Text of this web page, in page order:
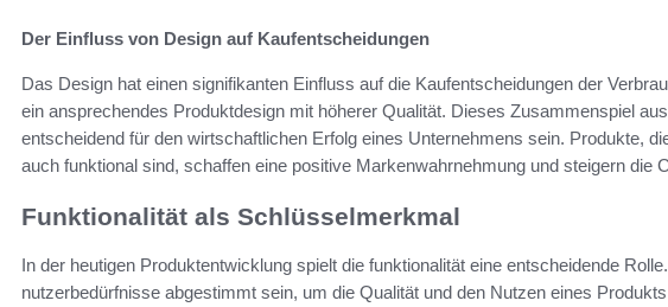
Der Einfluss von Design auf Kaufentscheidungen
Das Design hat einen signifikanten Einfluss auf die Kaufentscheidungen der
ein ansprechendes Produktdesign mit höherer Qualität. Dieses Zusammenspiel
entscheidend für den wirtschaftlichen Erfolg eines Unternehmens sein. Produkte,
auch funktional sind, schaffen eine positive Markenwahrnehmung und steigern die
Funktionalität als Schlüsselmerkmal
In der heutigen Produktentwicklung spielt die funktionalität eine entscheidende
nutzerbedürfnisse abgestimmt sein, um die Qualität und den Nutzen eines